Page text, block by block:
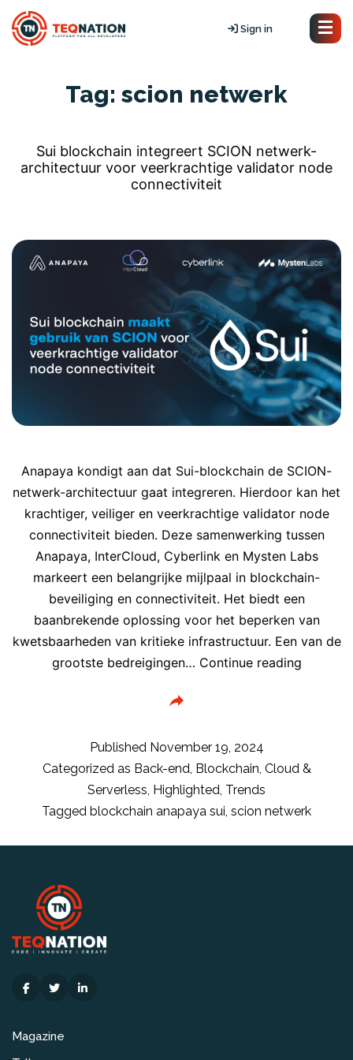
Sign in
Tag: scion netwerk
Sui blockchain integreert SCION netwerk-
architectuur voor veerkrachtige validator node
connectiviteit
Anapaya kondigt aan dat Sui-blockchain de SCION-
netwerk-architectuur gaat integreren. Hierdoor kan het
krachtiger, veiliger en veerkrachtige validator node
connectiviteit bieden. Deze samenwerking tussen
Anapaya, InterCloud, Cyberlink en Mysten Labs
markeert een belangrijke mijlpaal in blockchain-
beveiliging en connectiviteit. Het biedt een
baanbrekende oplossing voor het beperken van
kwetsbaarheden van kritieke infrastructuur. Een van de
grootste bedreigingen… Continue readingSui
Published November 19, 2024
Categorized as Back-end, Blockchain, Cloud &
Serverless, Highlighted, Trends
Tagged blockchain anapaya sui, scion netwerk
Magazine